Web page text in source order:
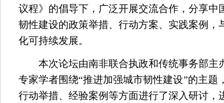
议程》的倡导下，广泛开展交流合作，分享中
韧性建设的政策举措、行动方案、实践案例，
化可持续发展。
本次论坛由南非联合执政和传统事务部主
专家学者围绕“推进加强城市韧性建设”的主题
行动举措、经验案例等方面进行了深入研讨，